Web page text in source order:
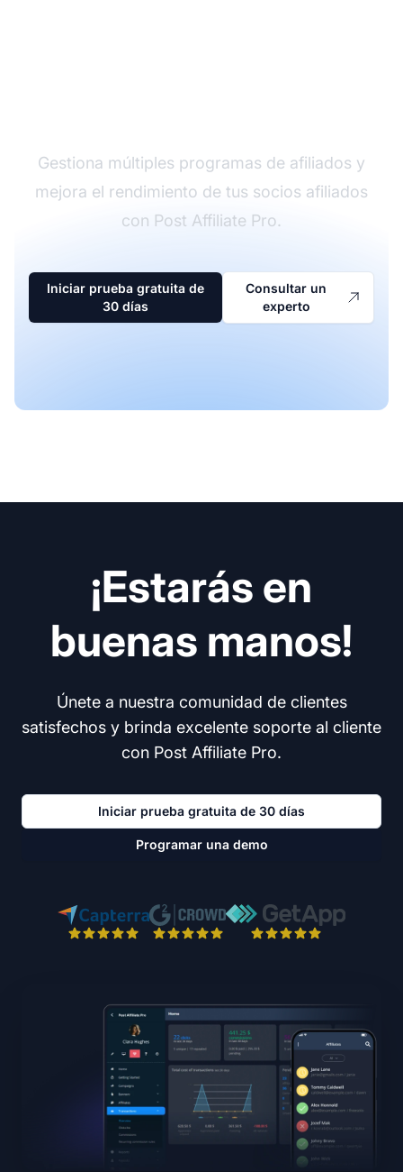
Gestiona múltiples programas de afiliados y
mejora el rendimiento de tus socios afiliados
con Post Affiliate Pro.
Iniciar prueba gratuita de
30 días
Consultar un
experto
¡Estarás en
buenas manos!
Únete a nuestra comunidad de clientes
satisfechos y brinda excelente soporte al cliente
con Post Affiliate Pro.
Iniciar prueba gratuita de 30 días
Programar una demo